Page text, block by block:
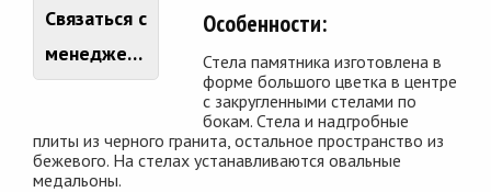
Связаться с
менеджером
Особенности:
Стела памятника изготовлена в
форме большого цветка в центре
с закругленными стелами по
бокам. Стела и надгробные
плиты из черного гранита, остальное пространство из
бежевого. На стелах устанавливаются овальные
медальоны.